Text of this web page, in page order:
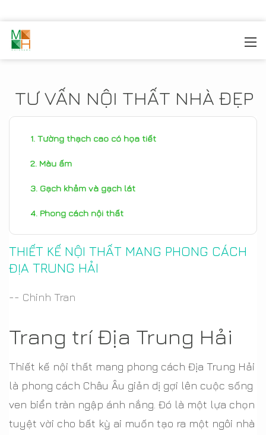
TƯ VẤN NỘI THẤT NHÀ ĐẸP
Tường thạch cao có họa tiết
Màu ấm
Gạch khảm và gạch lát
Phong cách nội thất
THIẾT KẾ NỘI THẤT MANG PHONG CÁCH
ĐỊA TRUNG HẢI
-- Chinh Tran
Trang trí Địa Trung Hải
Thiết kế nội thất mang phong cách Địa Trung Hải
là phong cách Châu Âu giản dị gợi lên cuộc sống
ven biển tràn ngập ánh nắng. Đó là một lựa chọn
tuyệt vời cho bất kỳ ai muốn tạo ra một ngôi nhà